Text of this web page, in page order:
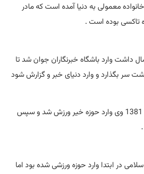
معمولی به دنیا آمده است که مادر
تاکسی بوده است .
داشت وارد باشگاه خبرنگاران جوان شد تا
سر بگذارد و وارد دنیای خبر و گزارش شود
یکسال بعد یعنی سال 1381 وی وارد حوزه خیر ورزش شد و سپس
در ابتدا وارد حوزه ورزشی شده بود اما